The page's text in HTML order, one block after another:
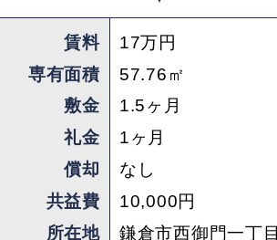
賃料
17万円
専有面積
57.76㎡
敷金
1.5ヶ月
礼金
1ヶ月
償却
なし
共益費
10,000円
所在地
鎌倉市西御門一丁目